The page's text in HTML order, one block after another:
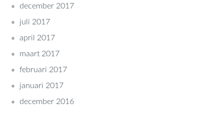
december 2017
juli 2017
april 2017
maart 2017
februari 2017
januari 2017
december 2016